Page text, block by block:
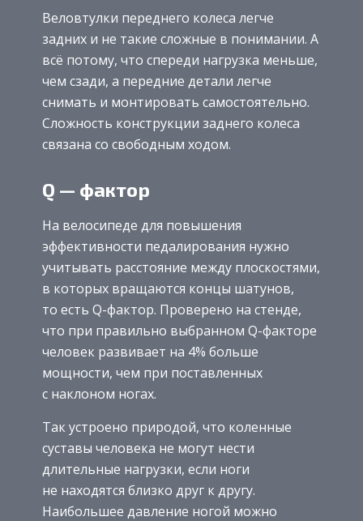
Веловтулки переднего колеса легче
задних и не такие сложные в понимании. А
всё потому, что спереди нагрузка меньше,
чем сзади, а передние детали легче
снимать и монтировать самостоятельно.
Сложность конструкции заднего колеса
связана со свободным ходом.
Q — фактор
На велосипеде для повышения
эффективности педалирования нужно
учитывать расстояние между плоскостями,
в которых вращаются концы шатунов,
то есть Q-фактор. Проверено на стенде,
что при правильно выбранном Q-факторе
человек развивает на 4% больше
мощности, чем при поставленных
с наклоном ногах.
Так устроено природой, что коленные
суставы человека не могут нести
длительные нагрузки, если ноги
не находятся близко друг к другу.
Наибольшее давление ногой можно